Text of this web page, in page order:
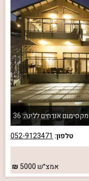
מקסימום אורחים ללינה: 36
טלפון: 052-9123471
אמצ״ש5000